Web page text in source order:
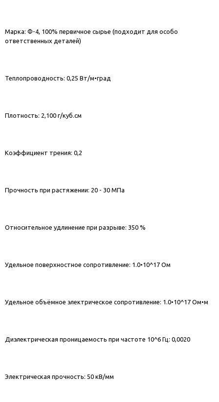
Марка: Ф-4, 100% первичное сырье (подходит для особо
ответственных деталей)
Теплопроводность: 0,25 Вт/м•град
Плотность: 2,100 г/куб.см
Коэффициент трения: 0,2
Прочность при растяжении: 20 - 30 МПа
Относительное удлинение при разрыве: 350 %
Удельное поверхностное сопротивление: 1.0•10^17 Ом
Удельное объёмное электрическое сопротивление: 1.0•10^17 Ом•м
Диэлектрическая проницаемость при частоте 10^6 Гц: 0,0020
Электрическая прочность: 50 кВ/мм